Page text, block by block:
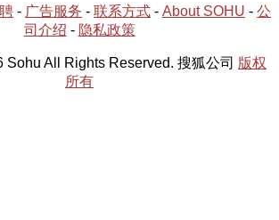
- 广告服务 - 联系方式 - About SOHU - 公
司介绍 - 隐私政策
All Rights Reserved. 搜狐公司 版权
所有